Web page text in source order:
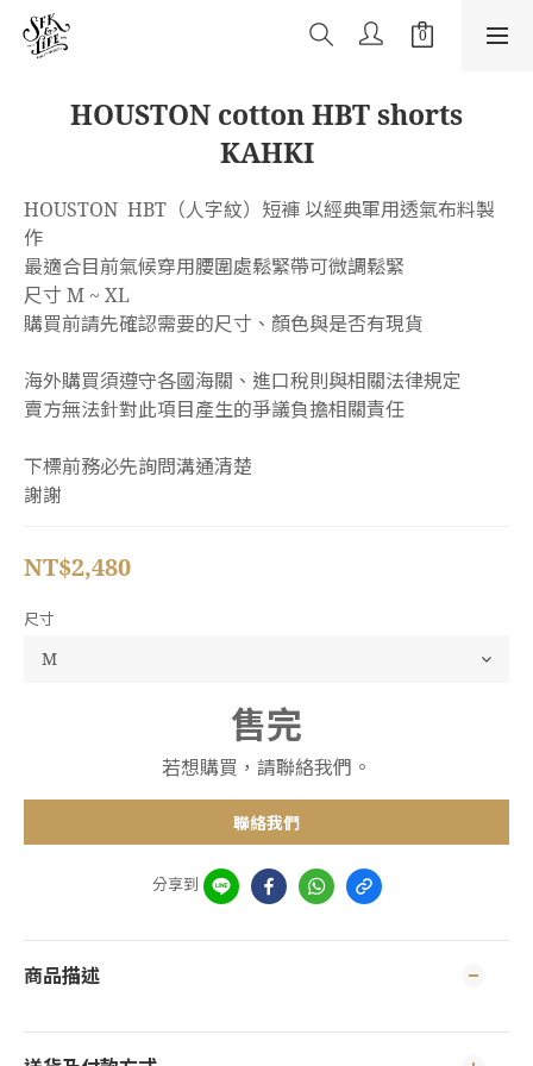
HOUSTON cotton HBT shorts
KAHKI
HOUSTON  HBT（人字紋）短褲 以經典軍用透氣布料製
作
最適合目前氣候穿用腰圍處鬆緊帶可微調鬆緊
尺寸 M ~ XL
購買前請先確認需要的尺寸、顏色與是否有現貨
海外購買須遵守各國海關、進口稅則與相關法律規定
賣方無法針對此項目產生的爭議負擔相關責任
下標前務必先詢問溝通清楚
謝謝
NT$2,480
尺寸
售完
若想購買，請聯絡我們。
聯絡我們
分享到
商品描述